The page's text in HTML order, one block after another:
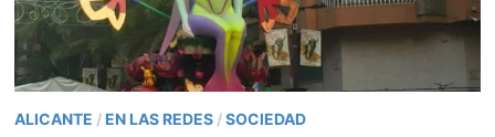
ALICANTE / EN LAS REDES /SOCIEDAD